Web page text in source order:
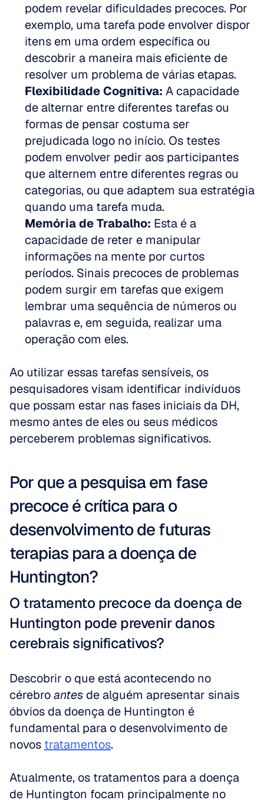
podem revelar dificuldades precoces. Por
exemplo, uma tarefa pode envolver dispor
itens em uma ordem específica ou
descobrir a maneira mais eficiente de
resolver um problema de várias etapas.
Flexibilidade Cognitiva: A capacidade
de alternar entre diferentes tarefas ou
formas de pensar costuma ser
prejudicada logo no início. Os testes
podem envolver pedir aos participantes
que alternem entre diferentes regras ou
categorias, ou que adaptem sua estratégia
quando uma tarefa muda.
Memória de Trabalho: Esta é a
capacidade de reter e manipular
informações na mente por curtos
períodos. Sinais precoces de problemas
podem surgir em tarefas que exigem
lembrar uma sequência de números ou
palavras e, em seguida, realizar uma
operação com eles.
Ao utilizar essas tarefas sensíveis, os
pesquisadores visam identificar indivíduos
que possam estar nas fases iniciais da DH,
mesmo antes de eles ou seus médicos
perceberem problemas significativos.
Por que a pesquisa em fase
precoce é crítica para o
desenvolvimento de futuras
terapias para a doença de
Huntington?
O tratamento precoce da doença de
Huntington pode prevenir danos
cerebrais significativos?
Descobrir o que está acontecendo no
cérebro antes de alguém apresentar sinais
óbvios da doença de Huntington é
fundamental para o desenvolvimento de
novos tratamentos.
Atualmente, os tratamentos para a doença
de Huntington focam principalmente no